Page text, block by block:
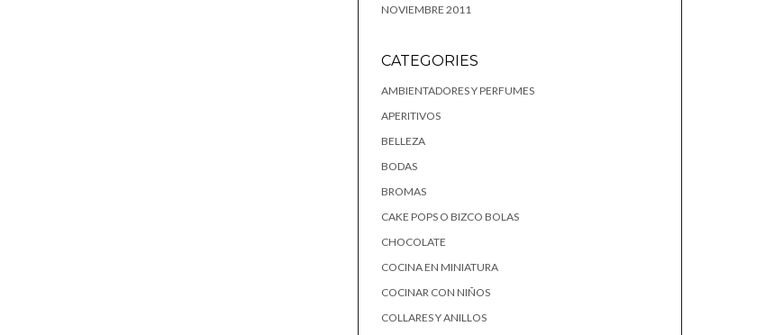
NOVIEMBRE 2011
CATEGORIES
AMBIENTADORES Y PERFUMES
APERITIVOS
BELLEZA
BODAS
BROMAS
CAKE POPS O BIZCO BOLAS
CHOCOLATE
COCINA EN MINIATURA
COCINAR CON NIÑOS
COLLARES Y ANILLOS